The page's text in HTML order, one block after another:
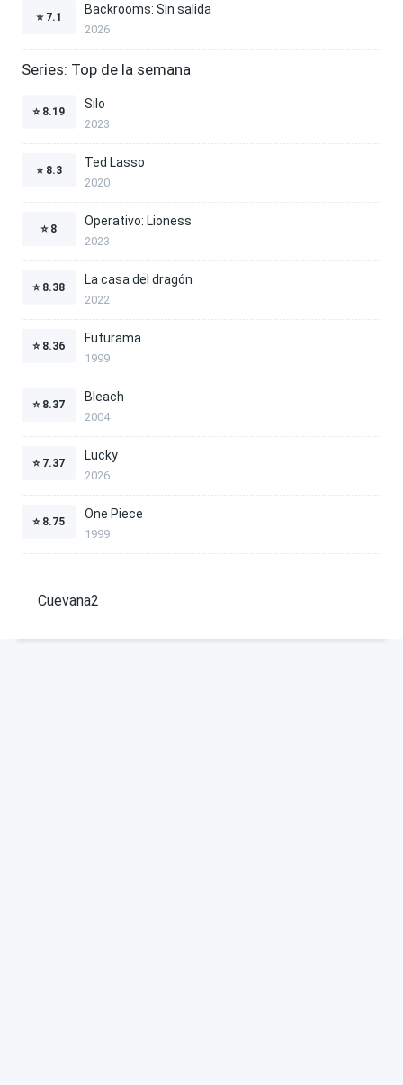
⭐ 7.1
Backrooms: Sin salida
2026
Series: Top de la semana
⭐ 8.19
Silo
2023
⭐ 8.3
Ted Lasso
2020
⭐ 8
Operativo: Lioness
2023
⭐ 8.38
La casa del dragón
2022
⭐ 8.36
Futurama
1999
⭐ 8.37
Bleach
2004
⭐ 7.37
Lucky
2026
⭐ 8.75
One Piece
1999
Cuevana2